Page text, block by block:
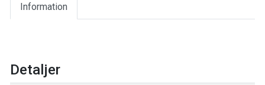
Information
Detaljer